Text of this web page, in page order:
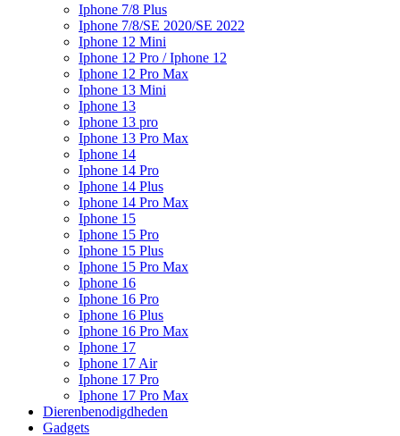
Iphone 7/8 Plus
Iphone 7/8/SE 2020/SE 2022
Iphone 12 Mini
Iphone 12 Pro / Iphone 12
Iphone 12 Pro Max
Iphone 13 Mini
Iphone 13
Iphone 13 pro
Iphone 13 Pro Max
Iphone 14
Iphone 14 Pro
Iphone 14 Plus
Iphone 14 Pro Max
Iphone 15
Iphone 15 Pro
Iphone 15 Plus
Iphone 15 Pro Max
Iphone 16
Iphone 16 Pro
Iphone 16 Plus
Iphone 16 Pro Max
Iphone 17
Iphone 17 Air
Iphone 17 Pro
Iphone 17 Pro Max
Dierenbenodigdheden
Gadgets